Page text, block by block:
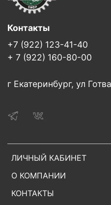
ЛИЧНЫЙ КАБИНЕТ
О КОМПАНИИ
КОНТАКТЫ
Контакты
+7 (922) 123-41-40
+ 7 (922) 160-80-00
г Екатеринбург, ул